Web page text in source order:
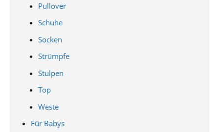
Pullover
Schuhe
Socken
Strümpfe
Stulpen
Top
Weste
Für Babys